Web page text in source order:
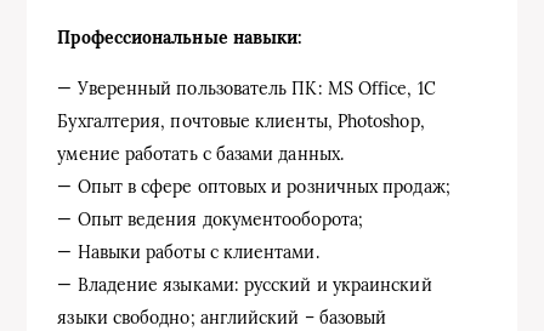
Профессиональные навыки:
— Уверенный пользователь ПК: MS Office, 1С
Бухгалтерия, почтовые клиенты, Photoshop,
умение работать с базами данных.
— Опыт в сфере оптовых и розничных продаж;
— Опыт ведения документооборота;
— Навыки работы с клиентами.
— Владение языками: русский и украинский
языки свободно; английский – базовый